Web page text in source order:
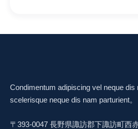
Condimentum adipiscing vel neque dis
scelerisque neque dis nam parturient。
〒393-0047 長野県諏訪郡下諏訪町西